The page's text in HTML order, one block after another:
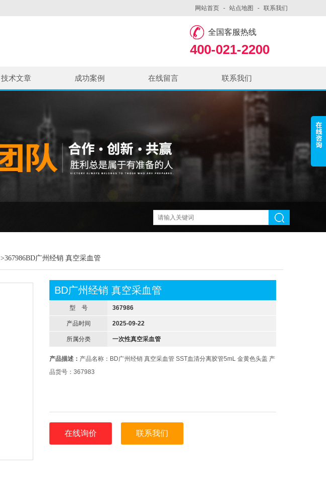
网站首页 - 站点地图 - 联系我们
全国客服热线
400-021-2200
技术文章 成功案例 在线留言 联系我们
>367986BD广州经销 真空采血管
BD广州经销 真空采血管
型 号 367986
产品时间 2025-09-22
所属分类 一次性真空采血管
产品描述： 产品名称：BD广州经销 真空采血管 SST血清分离胶管5mL 金黄色头盖 产
品货号：367983
在线询价 联系我们